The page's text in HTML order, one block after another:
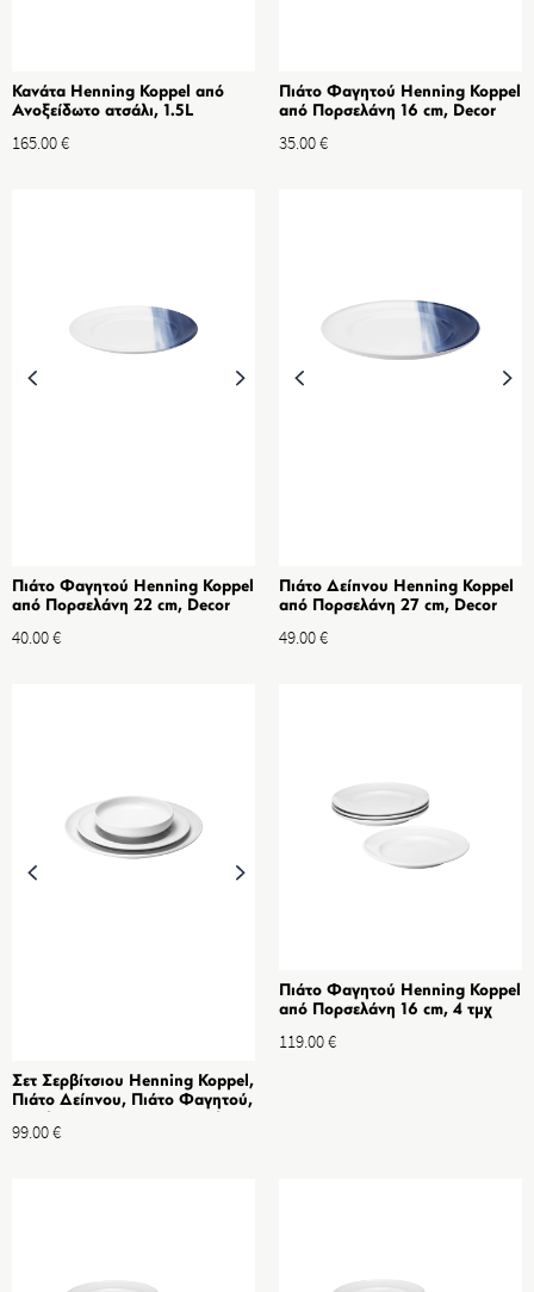
Κανάτα Henning Koppel από
Ανοξείδωτο ατσάλι, 1.5L
165.00€
Πιάτο Φαγητού Henning Koppel
από Πορσελάνη 16 cm, Decor
35.00€
Πιάτο Φαγητού Henning Koppel
από Πορσελάνη 22 cm, Decor
40.00€
Πιάτο Δείπνου Henning Koppel
από Πορσελάνη 27 cm, Decor
49.00€
Σετ Σερβίτσιου Henning Koppel,
Πιάτο Δείπνου, Πιάτο Φαγητού,
99.00€
Πιάτο Φαγητού Henning Koppel
από Πορσελάνη 16 cm, 4 τμχ
119.00€